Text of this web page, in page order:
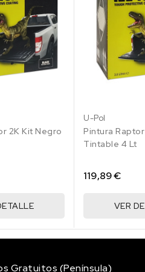
RAL 1015 Marfil
claro
45.15 €
185 en stock
RAL 1019 Beige
45.15 €
2K Kit Negro
U-Pol
Pintura
Tintable 4 Lt
119,89 €
VER
Gratuitos (Península)